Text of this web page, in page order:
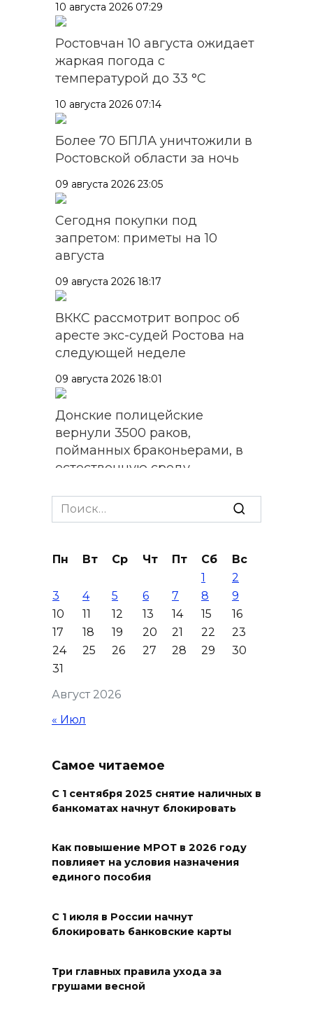
10 августа 2026 07:29
Ростовчан 10 августа ожидает
жаркая погода с
температурой до 33 °C
10 августа 2026 07:14
Более 70 БПЛА уничтожили в
Ростовской области за ночь
09 августа 2026 23:05
Сегодня покупки под
запретом: приметы на 10
августа
09 августа 2026 18:17
ВККС рассмотрит вопрос об
аресте экс-судей Ростова на
следующей неделе
09 августа 2026 18:01
Донские полицейские
вернули 3500 раков,
пойманных браконьерами, в
естественную среду
09 августа 2026 17:40
группового отравления
09 августа 2026 17:24
На Дону почтили память
детей – жертв войны в
Донбассе
09 августа 2026 16:55
День памяти детей – жертв
учреждения культуры
молчания
Вылетела в кювет:
смертельное ДТП в
09 августа 2026 14:36
горела трава
Search
for:
Август 2026
Пн Вт Ср Чт Пт Сб
Вс
1
2
3
4 5 6 7 8
9
10
11 12 13 14 15
16
17
18 19 20 21 22
23
24
25 26 27 28 29
30
31
« Июл
Самое читаемое
С 1 сентября 2025 снятие наличных в
банкоматах начнут блокировать
Как повышение МРОТ в 2026 году
повлияет на условия назначения
единого пособия
С 1 июля в России начнут
блокировать банковские карты
Три главных правила ухода за
грушами весной